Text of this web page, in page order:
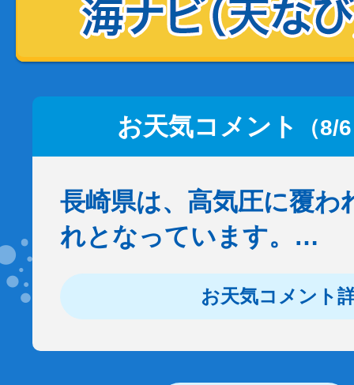
お天気コメント （8/
長崎県は、高気圧に覆わ
れとなっています。…
お天気コメント